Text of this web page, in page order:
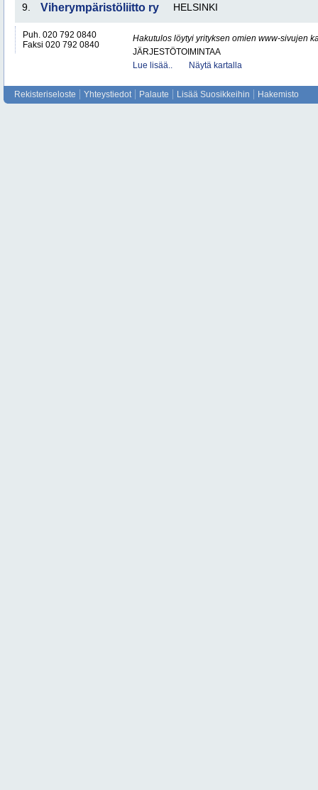
9. Viherympäristöliitto ry HELSINKI
Puh. 020 792 0840
Faksi 020 792 0840
Hakutulos löytyi yrityksen omien www-sivujen
JÄRJESTÖTOIMINTAA
Lue lisää..
Näytä kartalla
Rekisteriseloste Yhteystiedot Palaute Lisää Suosikkeihin Hakemisto